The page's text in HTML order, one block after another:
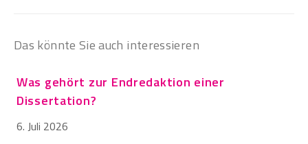
Das könnte Sie auch interessieren
Was gehört zur Endredaktion einer
Dissertation?
6. Juli 2026